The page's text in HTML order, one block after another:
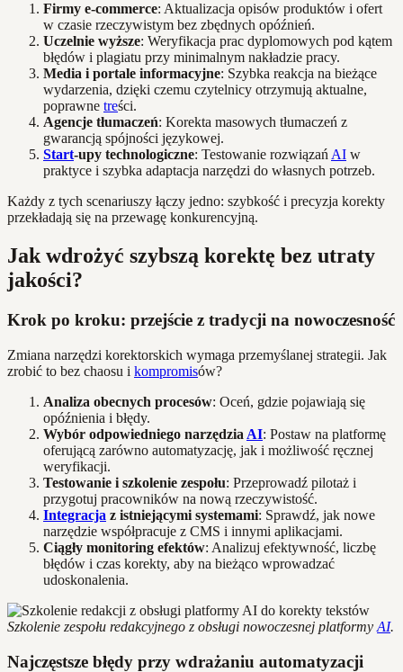
Firmy e-commerce: Aktualizacja opisów produktów i ofert
w czasie rzeczywistym bez zbędnych opóźnień.
Uczelnie wyższe: Weryfikacja prac dyplomowych pod kątem
błędów i plagiatu przy minimalnym nakładzie pracy.
Media i portale informacyjne: Szybka reakcja na bieżące
wydarzenia, dzięki czemu czytelnicy otrzymują aktualne,
poprawne treści.
Agencje tłumaczeń: Korekta masowych tłumaczeń z
gwarancją spójności językowej.
Start-upy technologiczne: Testowanie rozwiązańAI w
praktyce i szybka adaptacja narzędzi do własnych potrzeb.
Każdy z tych scenariuszy łączy jedno: szybkość i precyzja korekty
przekładają się na przewagę konkurencyjną.
Jak wdrożyć szybszą korektę bez utraty
jakości?
Krok po kroku: przejście z tradycji na nowoczesność
Zmiana narzędzi korektorskich wymaga przemyślanej strategii. Jak
zrobić to bez chaosu i kompromisów?
Analiza obecnych procesów: Oceń, gdzie pojawiają się
opóźnienia i błędy.
Wybór odpowiedniego narzędzia AI: Postaw na platformę
oferującą zarówno automatyzację, jak i możliwość ręcznej
weryfikacji.
Testowanie i szkolenie zespołu: Przeprowadź pilotaż i
przygotuj pracowników na nową rzeczywistość.
Integracja z istniejącymi systemami: Sprawdź, jak nowe
narzędzie współpracuje z CMS i innymi aplikacjami.
Ciągły monitoring efektów: Analizuj efektywność, liczbę
błędów i czas korekty, aby na bieżąco wprowadzać
udoskonalenia.
Szkolenie zespołu redakcyjnego z obsługi nowoczesnej platformy AI.
Najczęstsze błędy przy wdrażaniu automatyzacji